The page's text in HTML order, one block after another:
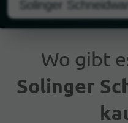
Aktueller Standort
Wo gibt
Solinger